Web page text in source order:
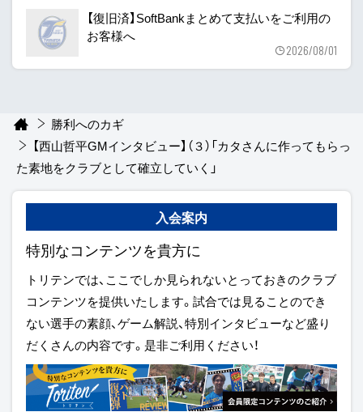
【復旧済】SoftBankまとめて支払いをご利用の
お客様へ
2026/08/01
勝利へのカギ
【西山哲平GMインタビュー】（３）「カタさんに作ってもらっ
た素地をクラブとして確立していく」
入会案内
特別なコンテンツを貴方に
トリテンでは、ここでしか見られないとっておきのクラブ
コンテンツを提供いたします。試合では見ることのでき
ない選手の素顔、ゲーム解説、特別インタビューなど盛り
だくさんの内容です。是非ご利用ください！